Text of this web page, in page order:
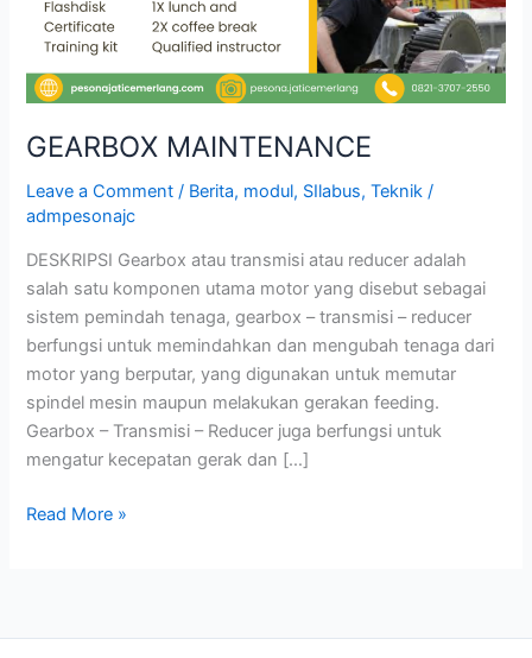
GEARBOX MAINTENANCE
Leave a Comment / Berita, modul, SIlabus,Teknik /
admpesonajc
DESKRIPSI Gearbox atau transmisi atau reducer adalah
salah satu komponen utama motor yang disebut sebagai
sistem pemindah tenaga, gearbox – transmisi – reducer
berfungsi untuk memindahkan dan mengubah tenaga dari
motor yang berputar, yang digunakan untuk memutar
spindel mesin maupun melakukan gerakan feeding.
Gearbox – Transmisi – Reducer juga berfungsi untuk
mengatur kecepatan gerak dan […]
Read More »